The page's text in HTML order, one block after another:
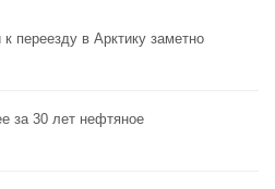
переезду в Арктику заметно
за 30 лет нефтяное